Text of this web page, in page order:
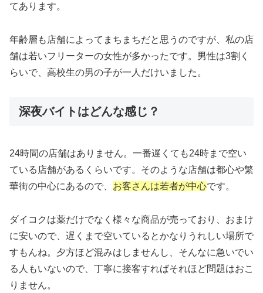
てあります。
年齢層も店舗によってまちまちだと思うのですが、私の店
舗は若いフリーターの女性が多かったです。男性は3割く
らいで、高校生の男の子が一人だけいました。
深夜バイトはどんな感じ？
24時間の店舗はありません。一番遅くても24時まで空い
ている店舗があるくらいです。そのような店舗は都心や繁
華街の中心にあるので、 お客さんは若者が中心です。
ダイコクは薬だけでなく様々な商品が売っており、おまけ
に安いので、遅くまで空いているとかなりうれしい場所で
すもんね。夕方ほど混みはしませんし、そんなに急いでい
る人もいないので、丁寧に接客すればそれほど問題はおこ
りません。